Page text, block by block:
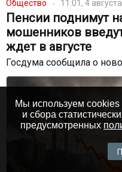
Общество 11:01, 4 августа
Пенсии поднимут
мошенников
ждет в августе
Госдума сообщила о
Мы используем cookies
и сбора
предусмотренных